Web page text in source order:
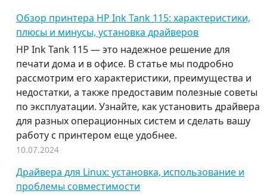
Обзор принтера HP Ink Tank 115: характеристики,
плюсы и минусы, установка драйверов
HP Ink Tank 115 — это надежное решение для
печати дома и в офисе. В статье мы подробно
рассмотрим его характеристики, преимущества и
недостатки, а также предоставим полезные советы
по эксплуатации. Узнайте, как установить драйвера
для разных операционных систем и сделать вашу
работу с принтером еще удобнее.
10.07.2024
Драйвера для Linux: установка, использование и
проблемы совместимости